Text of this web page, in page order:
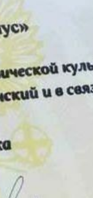
Пользовательское